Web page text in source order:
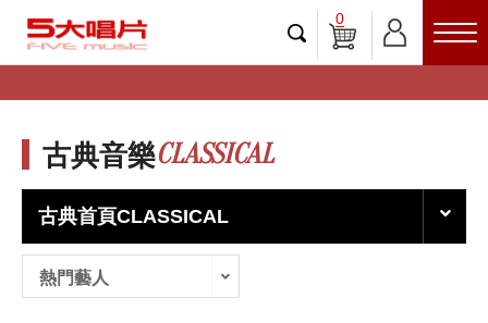
0
古典音樂CLASSICAL
古典首頁CLASSICAL
熱門藝人